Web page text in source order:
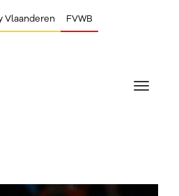
Vlaanderen FVWB
Toggle